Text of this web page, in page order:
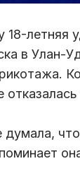
18-летняя
в Улан-